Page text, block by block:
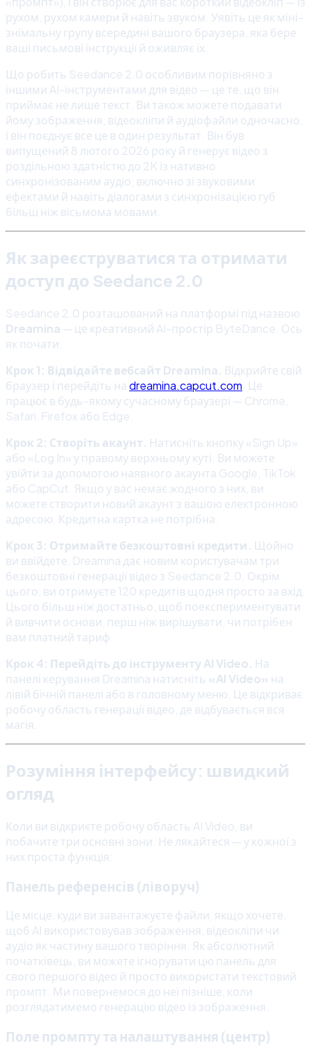
рухом, рухом камери й навіть звуком. Уявіть це як міні-
знімальну групу всередині вашого браузера, яка бере
ваші письмові інструкції й оживляє їх.
Що робить Seedance 2.0 особливим порівняно з
іншими AI-інструментами для відео — це те, що він
приймає не лише текст. Ви також можете подавати
йому зображення, відеокліпи й аудіофайли одночасно,
і він поєднує все це в один результат. Він був
випущений 8 лютого 2026 року й генерує відео з
роздільною здатністю до 2K із нативно
синхронізованим аудіо, включно зі звуковими
ефектами й навіть діалогами з синхронізацією губ
більш ніж вісьмома мовами.
Як зареєструватися та отримати
доступ до Seedance 2.0
Seedance 2.0 розташований на платформі під назвою
Dreamina — це креативний AI-простір ByteDance. Ось
як почати:
Крок 1: Відвідайте вебсайт Dreamina. Відкрийте свій
браузер і перейдіть на dreamina.capcut.com . Це
працює в будь-якому сучасному браузері — Chrome,
Safari, Firefox або Edge.
Крок 2: Створіть акаунт. Натисніть кнопку «Sign Up»
або «Log In» у правому верхньому куті. Ви можете
увійти за допомогою наявного акаунта Google, TikTok
або CapCut. Якщо у вас немає жодного з них, ви
можете створити новий акаунт з вашою електронною
адресою. Кредитна картка не потрібна.
Крок 3: Отримайте безкоштовні кредити. Щойно
ви ввійдете, Dreamina дає новим користувачам три
безкоштовні генерації відео з Seedance 2.0. Окрім
цього, ви отримуєте 120 кредитів щодня просто за вхід.
Цього більш ніж достатньо, щоб поекспериментувати
й вивчити основи, перш ніж вирішувати, чи потрібен
вам платний тариф.
Крок 4: Перейдіть до інструменту AI Video. На
панелі керування Dreamina натисніть «AI Video» на
лівій бічній панелі або в головному меню. Це відкриває
робочу область генерації відео, де відбувається вся
магія.
Розуміння інтерфейсу: швидкий
огляд
Коли ви відкриєте робочу область AI Video, ви
побачите три основні зони. Не лякайтеся — у кожної з
них проста функція:
Панель референсів (ліворуч)
Це місце, куди ви завантажуєте файли, якщо хочете,
щоб AI використовував зображення, відеокліпи чи
аудіо як частину вашого творіння. Як абсолютний
початківець, ви можете ігнорувати цю панель для
свого першого відео й просто використати текстовий
промпт. Ми повернемося до неї пізніше, коли
розглядатимемо генерацію відео із зображення.
Поле промпту та налаштування (центр)